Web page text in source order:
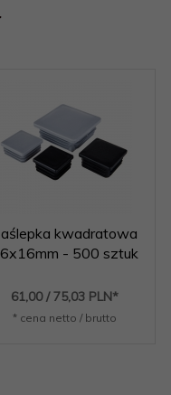
kwadratowa
- 500 sztuk
61,00 / 75,03 PLN*
* cena netto / brutto